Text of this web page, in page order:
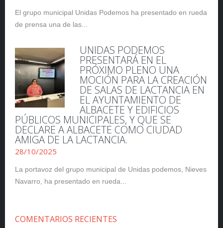
El grupo municipal Unidas Podemos ha presentado en rueda
de prensa una de las...
UNIDAS PODEMOS
PRESENTARÁ EN EL
PRÓXIMO PLENO UNA
MOCIÓN PARA LA CREACIÓN
DE SALAS DE LACTANCIA EN
EL AYUNTAMIENTO DE
ALBACETE Y EDIFICIOS
PÚBLICOS MUNICIPALES, Y QUE SE
DECLARE A ALBACETE COMO CIUDAD
AMIGA DE LA LACTANCIA.
28/10/2025
La portavoz del grupo municipal de Unidas podemos, Nieves
Navarro, ha presentado en rueda...
COMENTARIOS RECIENTES